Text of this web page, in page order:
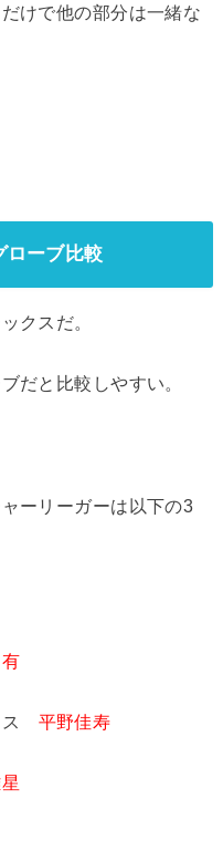
けで他の部分は一緒な
ローブ比較
クスだ。
だと比較しやすい。
ーリーガーは以下の3
ス 平野佳寿